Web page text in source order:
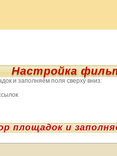
Настройка
и заполняем поля сверху вниз:
площадок и